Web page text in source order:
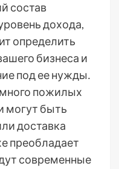
состав
дохода,
определить
бизнеса и
под ее нужды․
пожилых
могут быть
доставка
преобладает
современные